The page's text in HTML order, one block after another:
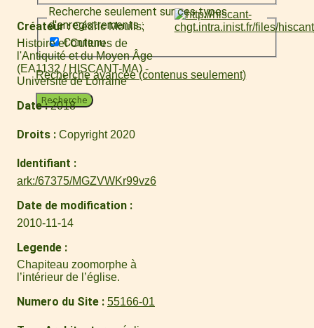
Recherche seulement sur ces types
d'enregistrements :
Contenu
Recherche avancée (contenus seulement)
Recherche
Créateur
Cédric Moulis
Histoire et Cultures de
l'Antiquité et du Moyen Âge
(EA1132 / HISCANT-MA) -
Université de Lorraine
Date 2018
Droits Copyright 2020
Identifiant
ark:/67375/MGZVWKr99vz6
Date de modification
2010-11-14
Legende
Chapiteau zoomorphe à
l’intérieur de l’église.
Numero du Site 55166-01